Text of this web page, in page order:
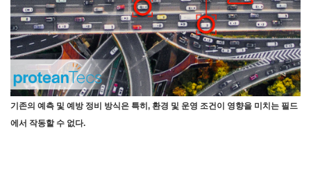
기존의 예측 및 예방 정비 방식은 특히, 환경 및 운영 조건이 영향을 미치는 필드
에서 작동할 수 없다.